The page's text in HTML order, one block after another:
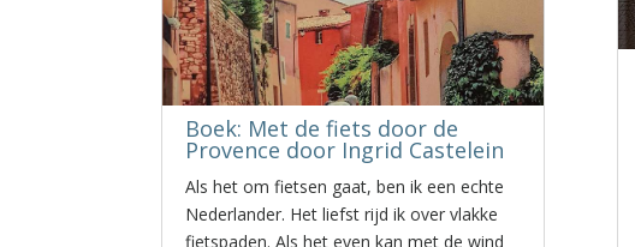
Boek: Met de fiets door de
Provence door Ingrid Castelein
Als het om fietsen gaat, ben ik een echte
Nederlander. Het liefst rijd ik over vlakke
fietspaden. Als het even kan met de wind